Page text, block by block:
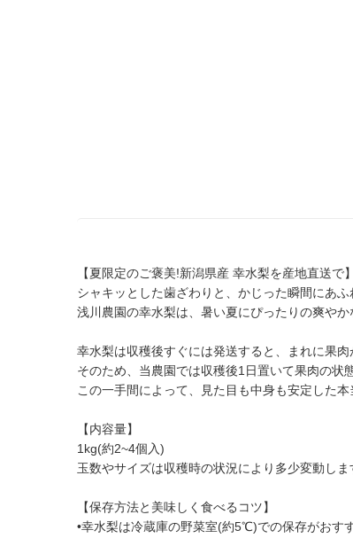
【夏限定のご褒美!新潟県産 幸水梨を産地直送で】
シャキッとした歯ざわりと、かじった瞬間にあふ
浅川農園の幸水梨は、暑い夏にぴったりの爽やか
幸水梨は収穫後すぐには発送すると、まれに果
そのため、当農園では収穫後1日置いて果肉の状
この一手間によって、見た目も中身も安定した
【内容量】
1kg(約2~4個入)
玉数やサイズは収穫時の状況により多少変動しま
【保存方法と美味しく食べるコツ】
•幸水梨は冷蔵庫の野菜室(約5℃)での保存がおす